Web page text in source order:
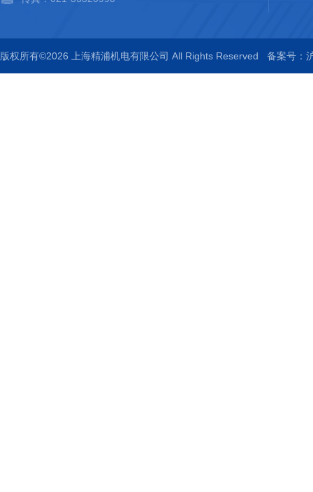
版权所有©2026 上海精浦机电有限公司 All Rights Reserved 备案号：